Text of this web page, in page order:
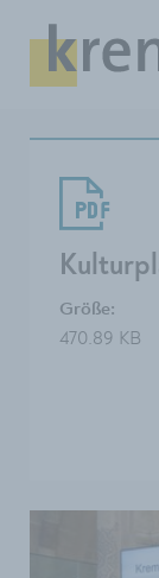
Größe:
470.89 KB